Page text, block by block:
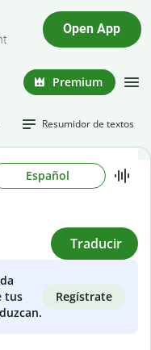
Open App
Premium
Resumidor de textos
Español
Traducir
tus
Regístrate